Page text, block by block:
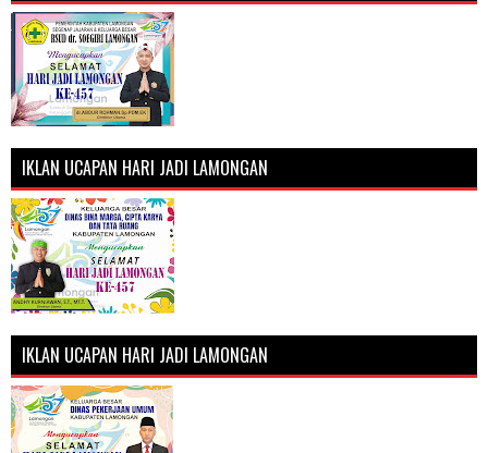
IKLAN UCAPAN HARI JADI LAMONGAN
IKLAN UCAPAN HARI JADI LAMONGAN